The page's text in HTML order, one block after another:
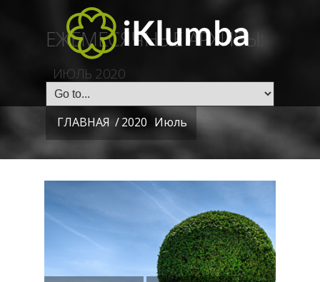
ЕЖЕМЕСЯЧНЫЕ АРХИВЫ:
ИЮЛЬ 2020
ГЛАВНАЯ /2020 Июль